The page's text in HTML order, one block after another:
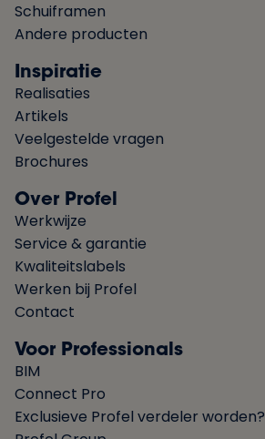
Schuiframen
Andere producten
Inspiratie
Realisaties
Artikels
Veelgestelde vragen
Brochures
Over Profel
Werkwijze
Service & garantie
Kwaliteitslabels
Werken bij Profel
Contact
Voor Professionals
BIM
Connect Pro
Exclusieve Profel verdeler worden?